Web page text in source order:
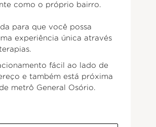
como o próprio bairro.
para que você possa
experiência única através
fácil ao lado de
e também está próxima
metrô General Osório.